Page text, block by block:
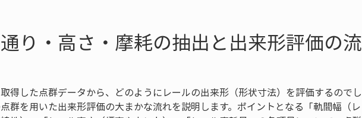
り・高さ・摩耗の抽出と出来形評価の流
得した点群データから、どのようにレールの出来形（形状寸法）を評価するのでし
群を用いた出来形評価の大まかな流れを説明します。ポイントとなる「軌間幅（レ